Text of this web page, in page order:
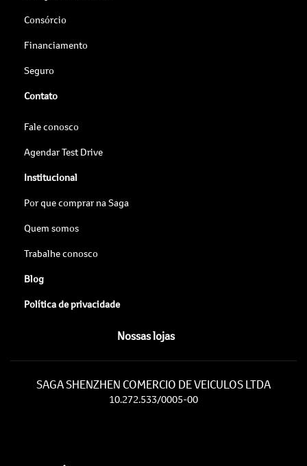
Consórcio
Financiamento
Seguro
Contato
Fale conosco
Agendar Test Drive
Institucional
Por que comprar na Saga
Quem somos
Trabalhe conosco
Blog
Política de privacidade
Nossas lojas
SAGA SHENZHEN COMERCIO DE VEICULOS LTDA
10.272.533/0005-00